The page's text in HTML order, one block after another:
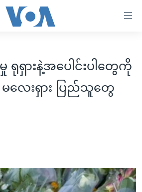
ရုရှားနဲ့အပေါင်းပါတွေကို
လေးရှား ပြည်သူတွေ